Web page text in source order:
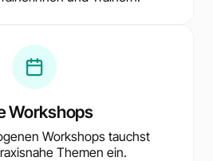
Workshops
Workshops tauchst
Themen ein.